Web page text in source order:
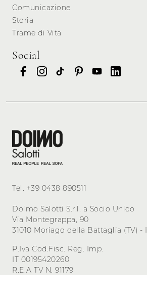
Comunicazione
Storia
Trame di Vita
Social
Tel. +39 0438 890511
Doimo Salotti S.r.l. a Socio Unico
Via Montegrappa, 90
31010 Moriago della Battaglia (TV) -
P.Iva Cod.Fisc. Reg. Imp.
IT 00195420260
R.E.A TV N. 91179